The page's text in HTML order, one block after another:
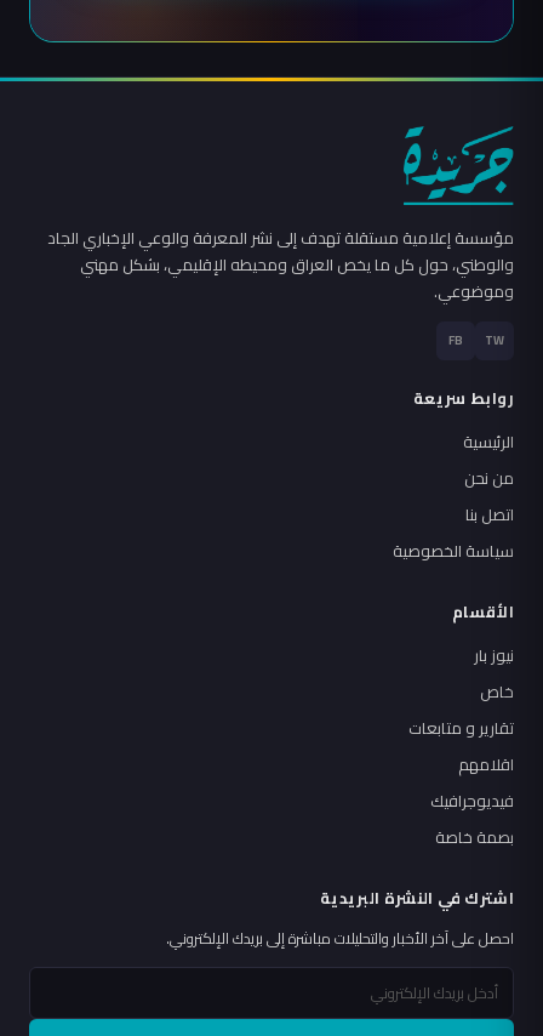
مؤسسة إعلامية مستقلة تهدف إلى نشر المعرفة والوعي الإخباري الجاد
والوطني، حول كل ما يخص العراق ومحيطه الإقليمي، بشكل مهني
وموضوعي.
TW
FB
روابط سريعة
الرئيسية
من نحن
اتصل بنا
سياسة الخصوصية
الأقسام
نيوز بار
خاص
تقارير و متابعات
اقلامهم
فيديوجرافيك
بصمة خاصة
اشترك في النشرة البريدية
احصل على آخر الأخبار والتحليلات مباشرة إلى بريدك الإلكتروني.